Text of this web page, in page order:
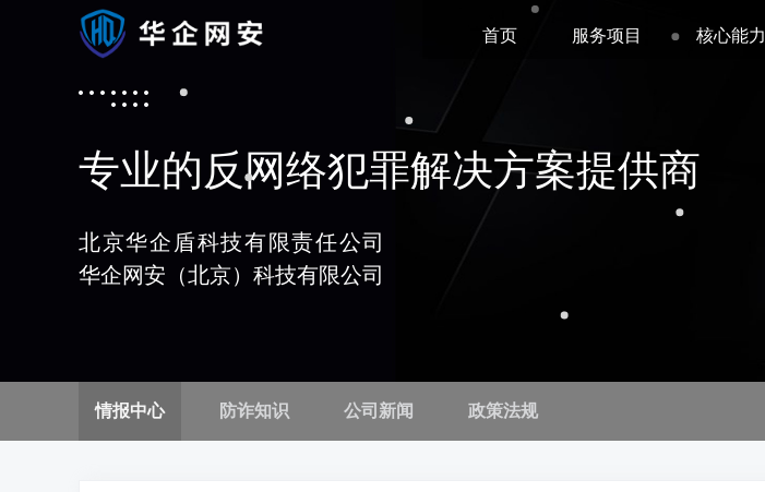
首页 服务项目 核心能力
专业的反网络犯罪解决方案提供商
北京华企盾科技有限责任公司
华企网安（北京）科技有限公司
情报中心 防诈知识 公司新闻 政策法规